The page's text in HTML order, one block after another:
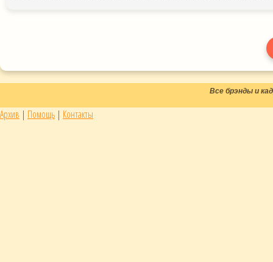
Все брэнды и
Архив | Помощь | Контакты